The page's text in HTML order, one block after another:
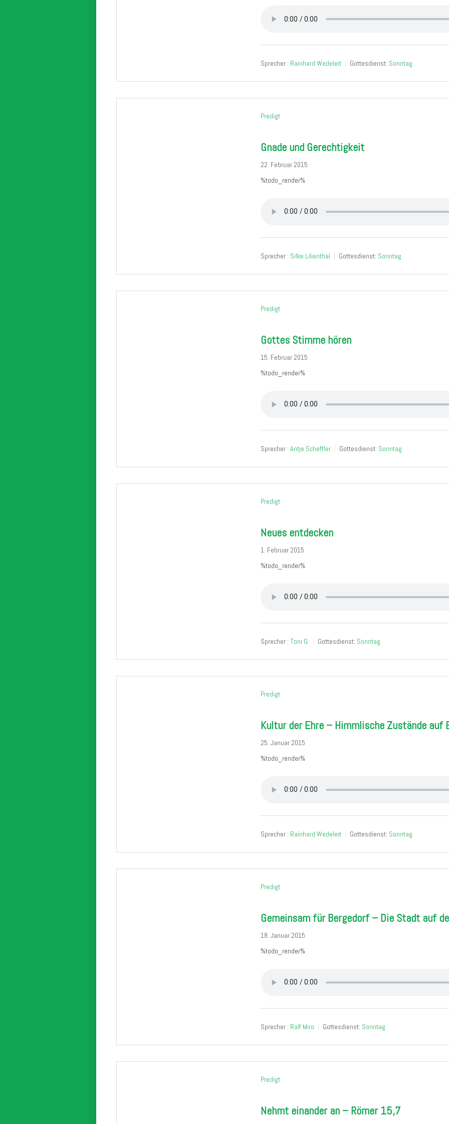
Sprecher : Rainhard Wedeleit Gottesdienst: Sonntag
Predigt
Gnade und Gerechtigkeit
22. Februar 2015
%todo_render%
Sprecher : Silke Lilienthal Gottesdienst: Sonntag
Predigt
Gottes Stimme hören
15. Februar 2015
%todo_render%
Sprecher : Antje Scheffler Gottesdienst: Sonntag
Predigt
Neues entdecken
1. Februar 2015
%todo_render%
Sprecher : Toni G. Gottesdienst: Sonntag
Predigt
Kultur der Ehre – Himmlische Zustände auf
25. Januar 2015
%todo_render%
Sprecher : Rainhard Wedeleit Gottesdienst: Sonntag
Predigt
Gemeinsam für Bergedorf – Die Stadt auf
18. Januar 2015
%todo_render%
Sprecher : Ralf Miro Gottesdienst: Sonntag
Predigt
Nehmt einander an – Römer 15,7